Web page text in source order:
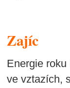
Zajíc
Energie
ve vztazích,